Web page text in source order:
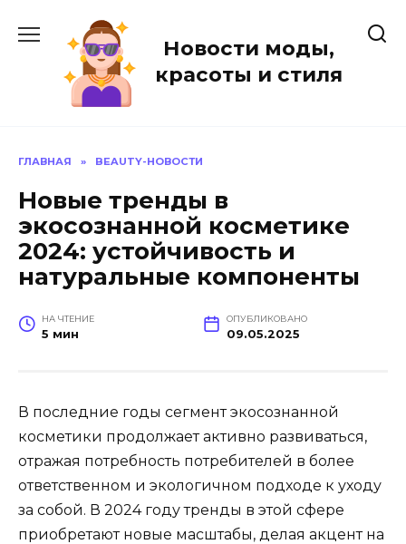
содержанию
Новости моды,
красоты и стиля
ГЛАВНАЯ » BEAUTY-НОВОСТИ
Новые тренды в
экосознанной косметике
2024: устойчивость и
натуральные компоненты
НА ЧТЕНИЕ
5 мин
ОПУБЛИКОВАНО
09.05.2025
В последние годы сегмент экосознанной
косметики продолжает активно развиваться,
отражая потребность потребителей в более
ответственном и экологичном подходе к уходу
за собой. В 2024 году тренды в этой сфере
приобретают новые масштабы, делая акцент на